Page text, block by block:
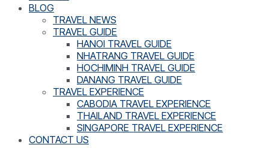
BLOG
TRAVEL NEWS
TRAVEL GUIDE
HANOI TRAVEL GUIDE
NHATRANG TRAVEL GUIDE
HOCHIMINH TRAVEL GUIDE
DANANG TRAVEL GUIDE
TRAVEL EXPERIENCE
CABODIA TRAVEL EXPERIENCE
THAILAND TRAVEL EXPERIENCE
SINGAPORE TRAVEL EXPERIENCE
CONTACT US